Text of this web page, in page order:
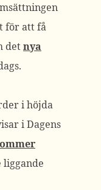
för att få
detnya
i höjda
i Dagens
liggande